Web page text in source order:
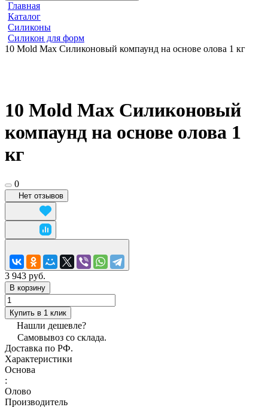
Главная
Каталог
Силиконы
Силикон для форм
10 Mold Max Силиконовый компаунд на основе олова 1 кг
10 Mold Max Силиконовый
компаунд на основе олова 1
кг
0
Нет отзывов
3 943 руб.
В корзину
Купить в 1 клик
Нашли дешевле?
Самовывоз со склада.
Доставка по РФ.
Характеристики
Основа
:
Олово
Производитель